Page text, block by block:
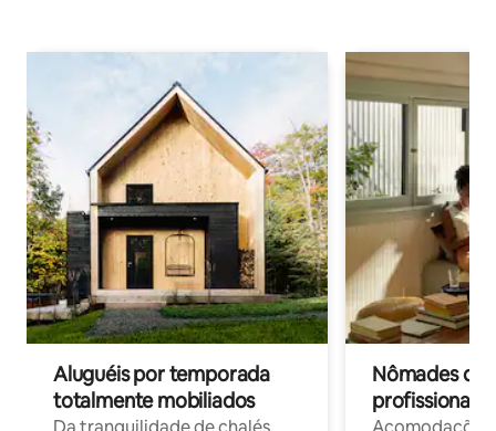
Aluguéis por temporada
totalmente mobiliados
Nômades
profissionais